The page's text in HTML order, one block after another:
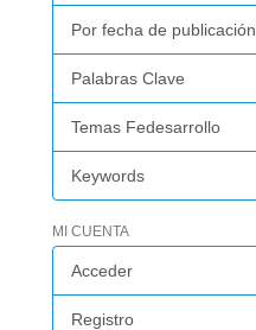
Por fecha de publicación
Palabras Clave
Temas Fedesarrollo
Keywords
MI CUENTA
Acceder
Registro